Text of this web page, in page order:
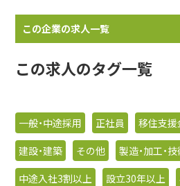
この企業の求人一覧
この求人のタグ一覧
一般・中途採用 正社員 移住支
建設・建築
その他
製造・加工・
中途入社3割以上
設立30年以上